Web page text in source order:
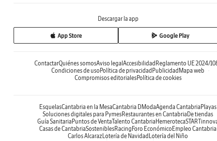
Descargar la app
App Store Google Play
ContactarQuiénes somosAviso legal Accesibilidad Reglamento UE 2024/
Condiciones de uso Política de privacidad Publicidad Mapa web
Compromisos editorialesPolítica de cookies
EsquelasCantabria en la MesaCantabria DModaAgenda Cantabria Playas
Soluciones digitales para PymesRestaurantes en Cantabria De tiendas
Guía Sanitaria Puntos de VentaTalento Cantabria Hemeroteca
Casas de CantabriaSosteniblesRacing Foro Económico Empleo Cantabria
Carlos AlcarazLotería de Navidad Lotería del Niño